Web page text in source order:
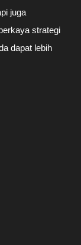
juga
strategi
dapat lebih